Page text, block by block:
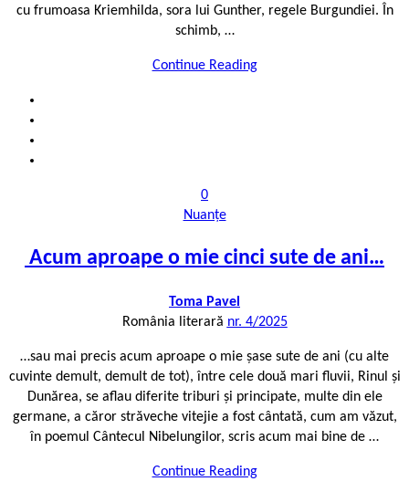
cu frumoasa Kriemhilda, sora lui Gunther, regele Burgundiei. În
schimb, …
Continue Reading
0
Nuanțe
Acum aproape o mie cinci sute de ani…
Toma Pavel
România literară nr. 4/2025
…sau mai precis acum aproape o mie șase sute de ani (cu alte
cuvinte demult, demult de tot), între cele două mari fluvii, Rinul și
Dunărea, se aflau diferite triburi și principate, multe din ele
germane, a căror străveche vitejie a fost cântată, cum am văzut,
în poemul Cântecul Nibelungilor, scris acum mai bine de …
Continue Reading